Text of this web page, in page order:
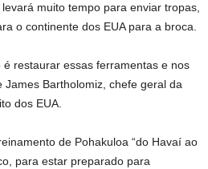
muito tempo para enviar tropas,
o continente dos EUA para a broca.
restaurar essas ferramentas e nos
James Bartholomiz, chefe geral da
dos EUA.
de Pohakuloa “do Havaí ao
para estar preparado para